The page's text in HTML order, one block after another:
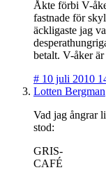
Åkte förbi V-
fastnade för
äckligaste jag
betalt. V-åker
# 10 juli 2010
Lotten Bergman
Vad jag ångrar
stod:
GRIS-
CAFÉ